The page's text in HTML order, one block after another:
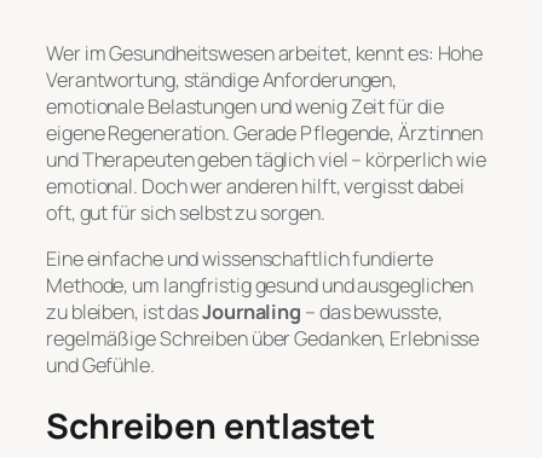
Wer im Gesundheitswesen arbeitet, kennt es: Hohe
Verantwortung, ständige Anforderungen,
emotionale Belastungen und wenig Zeit für die
eigene Regeneration. Gerade Pflegende, Ärztinnen
und Therapeuten geben täglich viel – körperlich wie
emotional. Doch wer anderen hilft, vergisst dabei
oft, gut für sich selbst zu sorgen.
Eine einfache und wissenschaftlich fundierte
Methode, um langfristig gesund und ausgeglichen
zu bleiben, ist dasJournaling – das bewusste,
regelmäßige Schreiben über Gedanken, Erlebnisse
und Gefühle.
Schreiben entlastet